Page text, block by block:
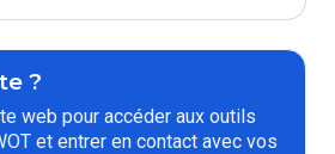
?
web pour accéder aux outils
et entrer en contact avec vos